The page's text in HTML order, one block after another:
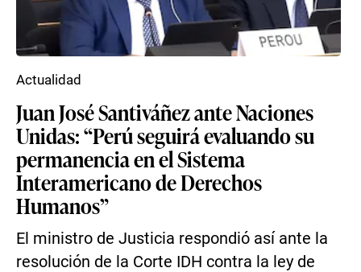
Juan José Santiváñez ante Naciones
Unidas: “Perú seguirá evaluando su
permanencia en el Sistema
Interamericano de Derechos
Humanos”
El ministro de Justicia respondió así ante la
resolución de la Corte IDH contra la ley de
Actualidad